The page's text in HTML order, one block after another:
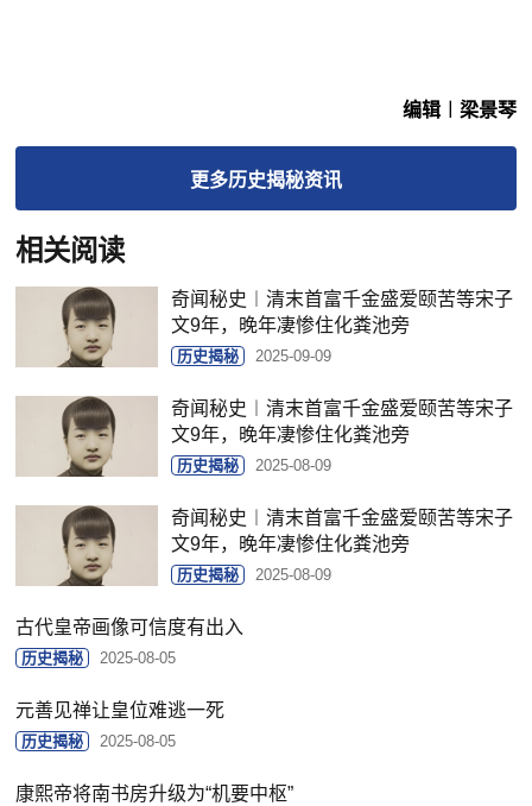
编辑︱梁景琴
更多历史揭秘资讯
相关阅读
奇闻秘史︱清末首富千金盛爱颐苦等宋子
文9年，晚年凄惨住化粪池旁
历史揭秘 2025-09-09
奇闻秘史︱清末首富千金盛爱颐苦等宋子
文9年，晚年凄惨住化粪池旁
历史揭秘 2025-08-09
奇闻秘史︱清末首富千金盛爱颐苦等宋子
文9年，晚年凄惨住化粪池旁
历史揭秘 2025-08-09
古代皇帝画像可信度有出入
历史揭秘 2025-08-05
元善见禅让皇位难逃一死
历史揭秘 2025-08-05
康熙帝将南书房升级为“机要中枢”